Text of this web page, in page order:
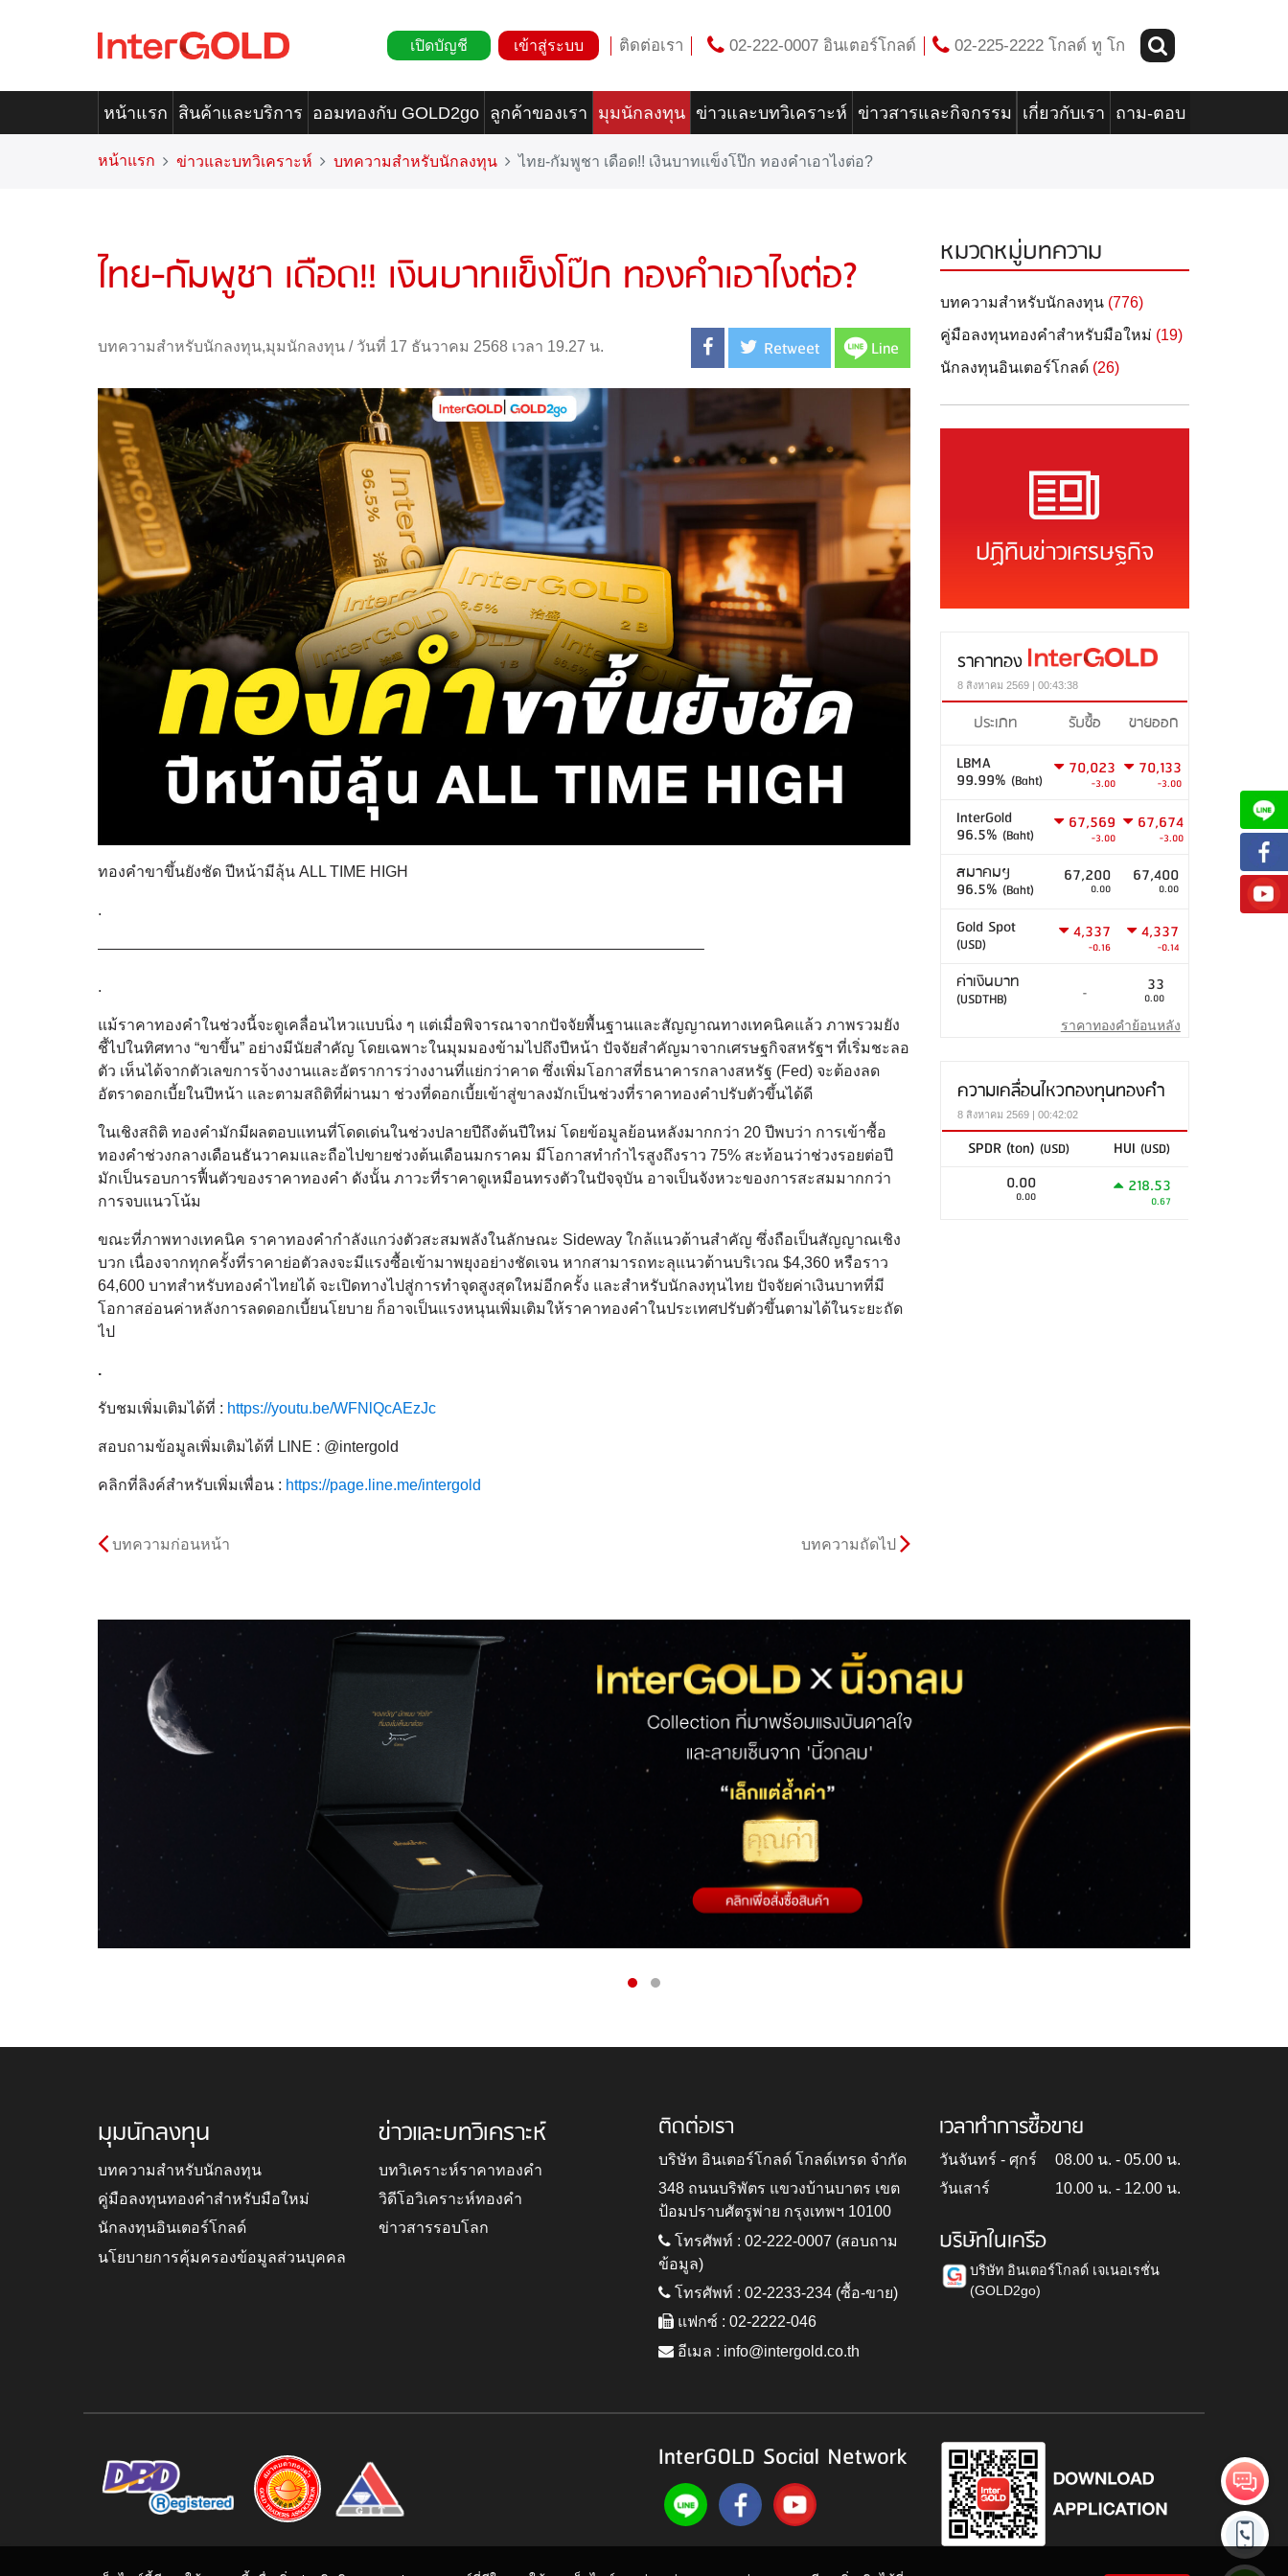
เปิดบัญชี เข้าสู่ระบบ ติดต่อเรา 02-222-0007 อินเตอร์โกลด์ 02-225-2222 โกลด์ ทู โก
หน้าแรก สินค้าและบริการ ออมทองกับ GOLD2go ลูกค้าของเรา มุมนักลงทุน ข่าวและบทวิเคราะห์ ข่าวสารและกิจกรรม เกี่ยวกับเรา ถาม-ตอบ
หน้าแรก ข่าวและบทวิเคราะห์ บทความสำหรับนักลงทุน ไทย-กัมพูชา เดือด!! เงินบาทเเข็งโป๊ก ทองคำเอาไงต่อ?
ไทย-กัมพูชา เดือด!! เงินบาทเเข็งโป๊ก ทองคำเอาไงต่อ?
บทความสำหรับนักลงทุน,มุมนักลงทุน / วันที่ 17 ธันวาคม 2568 เวลา 19.27 น. Retweet Line
ทองคำขาขึ้นยังชัด ปีหน้ามีลุ้น ALL TIME HIGH
.
———————————————————————————————————————–
.
แม้ราคาทองคำในช่วงนี้จะดูเคลื่อนไหวแบบนิ่ง ๆ แต่เมื่อพิจารณาจากปัจจัยพื้นฐานและสัญญาณทางเทคนิคแล้ว ภาพรวมยัง
ชี้ไปในทิศทาง “ขาขึ้น” อย่างมีนัยสำคัญ โดยเฉพาะในมุมมองข้ามไปถึงปีหน้า ปัจจัยสำคัญมาจากเศรษฐกิจสหรัฐฯ ที่เริ่มชะลอ
ตัว เห็นได้จากตัวเลขการจ้างงานและอัตราการว่างงานที่แย่กว่าคาด ซึ่งเพิ่มโอกาสที่ธนาคารกลางสหรัฐ (Fed) จะต้องลด
อัตราดอกเบี้ยในปีหน้า และตามสถิติที่ผ่านมา ช่วงที่ดอกเบี้ยเข้าสู่ขาลงมักเป็นช่วงที่ราคาทองคำปรับตัวขึ้นได้ดี
ในเชิงสถิติ ทองคำมักมีผลตอบแทนที่โดดเด่นในช่วงปลายปีถึงต้นปีใหม่ โดยข้อมูลย้อนหลังมากกว่า 20 ปีพบว่า การเข้าซื้อ
ทองคำช่วงกลางเดือนธันวาคมและถือไปขายช่วงต้นเดือนมกราคม มีโอกาสทำกำไรสูงถึงราว 75% สะท้อนว่าช่วงรอยต่อปี
มักเป็นรอบการฟื้นตัวของราคาทองคำ ดังนั้น ภาวะที่ราคาดูเหมือนทรงตัวในปัจจุบัน อาจเป็นจังหวะของการสะสมมากกว่า
การจบแนวโน้ม
ขณะที่ภาพทางเทคนิค ราคาทองคำกำลังแกว่งตัวสะสมพลังในลักษณะ Sideway ใกล้แนวต้านสำคัญ ซึ่งถือเป็นสัญญาณเชิง
บวก เนื่องจากทุกครั้งที่ราคาย่อตัวลงจะมีแรงซื้อเข้ามาพยุงอย่างชัดเจน หากสามารถทะลุแนวต้านบริเวณ $4,360 หรือราว
64,600 บาทสำหรับทองคำไทยได้ จะเปิดทางไปสู่การทำจุดสูงสุดใหม่อีกครั้ง และสำหรับนักลงทุนไทย ปัจจัยค่าเงินบาทที่มี
โอกาสอ่อนค่าหลังการลดดอกเบี้ยนโยบาย ก็อาจเป็นแรงหนุนเพิ่มเติมให้ราคาทองคำในประเทศปรับตัวขึ้นตามได้ในระยะถัด
ไป
.
รับชมเพิ่มเติมได้ที่ : https://youtu.be/WFNlQcAEzJc
สอบถามข้อมูลเพิ่มเติมได้ที่ LINE : @intergold
คลิกที่ลิงค์สำหรับเพิ่มเพื่อน : https://page.line.me/intergold
บทความก่อนหน้า บทความถัดไป
หมวดหมู่บทความ
บทความสำหรับนักลงทุน (776)
คู่มือลงทุนทองคำสำหรับมือใหม่ (19)
นักลงทุนอินเตอร์โกลด์ (26)
ปฏิทินข่าวเศรษฐกิจ
ราคาทอง
8 สิงหาคม 2569 | 00:43:38
ประเภท รับซื้อ
ขายออก
LBMA
99.99% (Baht)
70,023
-3.00
70,133
-3.00
InterGold
96.5% (Baht)
67,569
-3.00
67,674
-3.00
สมาคมฯ
96.5% (Baht)
67,200
0.00
67,400
0.00
Gold Spot
(USD)
4,337
-0.16
4,337
-0.14
ค่าเงินบาท
(USDTHB) - 33
0.00
ราคาทองคำย้อนหลัง
ความเคลื่อนไหวกองทุนทองคำ
8 สิงหาคม 2569 | 00:42:02
SPDR (ton) (USD) HUI (USD)
0.00
0.00 218.53
0.67
มุมนักลงทุน
บทความสำหรับนักลงทุน
คู่มือลงทุนทองคำสำหรับมือใหม่
นักลงทุนอินเตอร์โกลด์
นโยบายการคุ้มครองข้อมูลส่วนบุคคล
ข่าวและบทวิเคราะห์
บทวิเคราะห์ราคาทองคำ
วิดีโอวิเคราะห์ทองคำ
ข่าวสารรอบโลก
ติดต่อเรา
บริษัท อินเตอร์โกลด์ โกลด์เทรด จำกัด
348 ถนนบริพัตร แขวงบ้านบาตร เขต
ป้อมปราบศัตรูพ่าย กรุงเทพฯ 10100
โทรศัพท์ : 02-222-0007 (สอบถาม
ข้อมูล)
โทรศัพท์ : 02-2233-234 (ซื้อ-ขาย)
แฟกซ์ : 02-2222-046
อีเมล : info@intergold.co.th
เวลาทำการซื้อขาย
วันจันทร์ - ศุกร์
08.00 น. - 05.00 น.
วันเสาร์
10.00 น. - 12.00 น.
บริษัทในเครือ
บริษัท อินเตอร์โกลด์ เจเนอเรชั่น
(GOLD2go)
InterGOLD Social Network